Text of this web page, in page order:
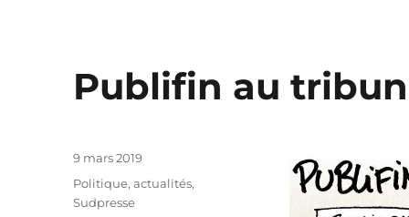
Publifin au
Publié
9 mars 2019
Catégories
Politique, actualités,
Sudpresse